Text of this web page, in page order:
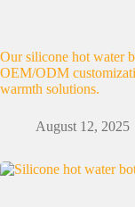
Our silicone hot water
OEM/ODM
warmth solutions.
August 12, 2025